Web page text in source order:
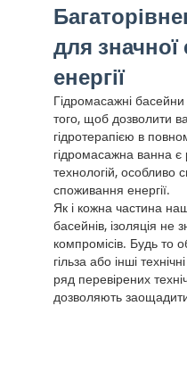
для значної
енергії
Гідромасажні
того, щоб дозволити
гідротерапією в
гідромасажна ванна є
технологій,
споживання енергії.
Як і кожна частина
басейнів, ізоляція не
компромісів. Будь то
гільза або інші
ряд перевірених
дозволяють заощадити